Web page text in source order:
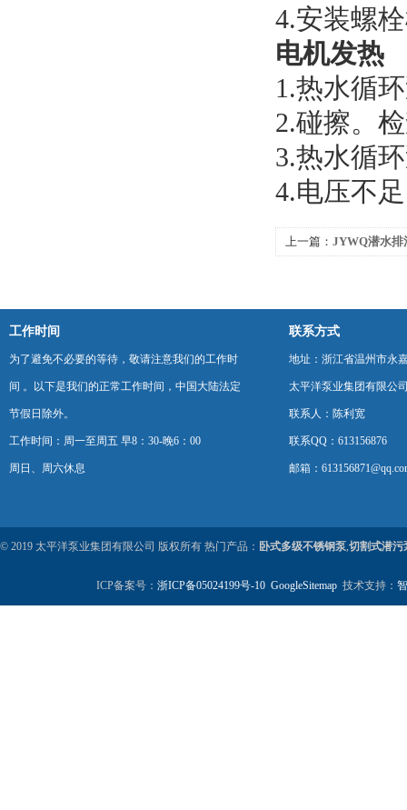
4.安装螺
电机发热
1.热水循
2.碰擦。
3.热水循
4.电压不
上一篇： JYWQ潜水排
工作时间
为了避免不必要的等待，敬请注意我们的工作时
间 。以下是我们的正常工作时间，中国大陆法定
节假日除外。
工作时间：周一至周五 早8：30-晚6：00
周日、周六休息
联系方式
地址：浙江省温州市永
太平洋泵业集团有限公
联系人：陈利宽
联系QQ：613156876
邮箱：
© 2019 太平洋泵业集团有限公司 版权所有 热门产品： 卧式多级不锈钢泵,切割式潜污
ICP备案号： 浙ICP备05024199号-10 GoogleSitemap 技术支持：